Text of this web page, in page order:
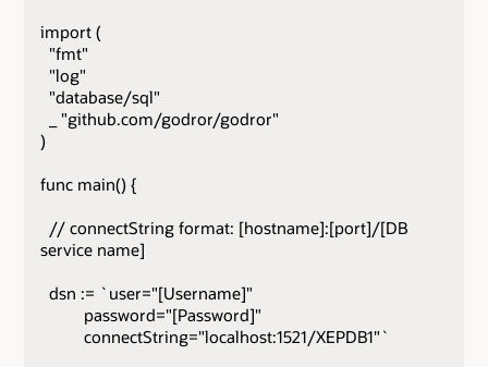
import (
"fmt"
"log"
"database/sql"
_ "github.com/godror/godror"
)
func main() {
// connectString format: [hostname]:[port]/[DB
service name]
dsn := `user="[Username]"
password="[Password]"
connectString="localhost:1521/XEPDB1"`